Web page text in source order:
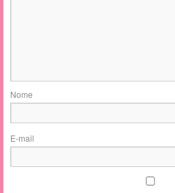
Nome
E-mail